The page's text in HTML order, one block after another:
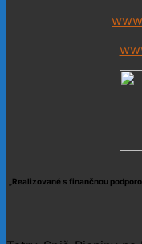
„Realizované s finančnou